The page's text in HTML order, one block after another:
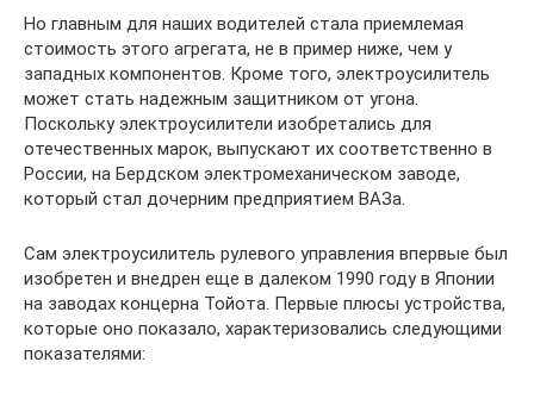
Но главным для наших водителей стала приемлемая
стоимость этого агрегата, не в пример ниже, чем у
западных компонентов. Кроме того, электроусилитель
может стать надежным защитником от угона.
Поскольку электроусилители изобретались для
отечественных марок, выпускают их соответственно в
России, на Бердском электромеханическом заводе,
который стал дочерним предприятием ВАЗа.
Сам электроусилитель рулевого управления впервые был
изобретен и внедрен еще в далеком 1990 году в Японии
на заводах концерна Тойота. Первые плюсы устройства,
которые оно показало, характеризовались следующими
показателями: